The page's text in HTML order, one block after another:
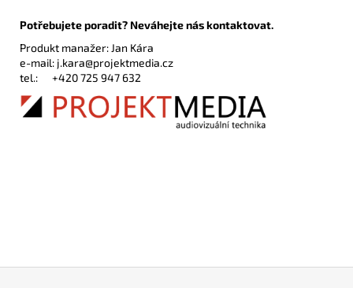
Potřebujete poradit? Neváhejte nás kontaktovat.
Produkt manažer: Jan Kára
e-mail: j.kara@projektmedia.cz
tel.: +420 725 947 632